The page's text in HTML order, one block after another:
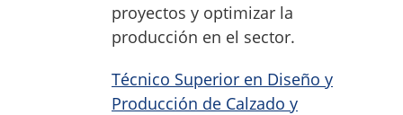
proyectos y optimizar la
producción en el sector.
Técnico Superior en Diseño y
Producción de Calzado y